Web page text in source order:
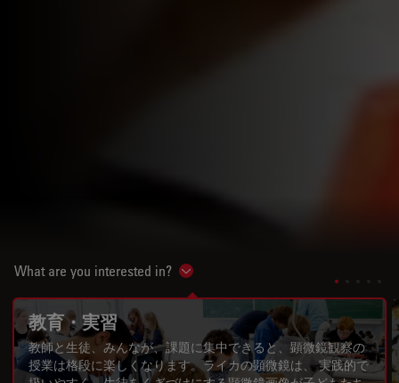
What are you interested in? Show subnavigation
教育・実習
教師と生徒、みんなが、課題に集中できると、顕微鏡観察の
授業は格段に楽しくなります。ライカの顕微鏡は、 実践的で